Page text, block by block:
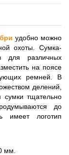
удобно можно
охоты. Сумка-
для различных
на поясе
ремней. В
делений,
тщательно
до
имеет логотип
мм.